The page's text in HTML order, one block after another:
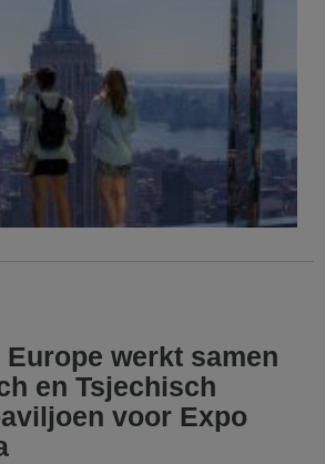
Europe werkt samen
en Tsjechisch
voor Expo